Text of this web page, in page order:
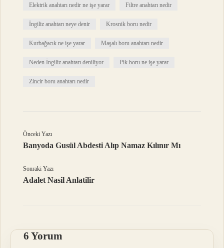
Elektrik anahtarı nedir ne işe yarar Filtre anahtarı nedir
İngiliz anahtarı neye denir Krosnik boru nedir
Kurbağacık ne işe yarar Maşalı boru anahtarı nedir
Neden İngiliz anahtarı deniliyor Pik boru ne işe yarar
Zincir boru anahtarı nedir
Önceki Yazı
Banyoda Gusül Abdesti Alıp Namaz Kılınır Mı
Sonraki Yazı
Adalet Nasil Anlatilir
6 Yorum